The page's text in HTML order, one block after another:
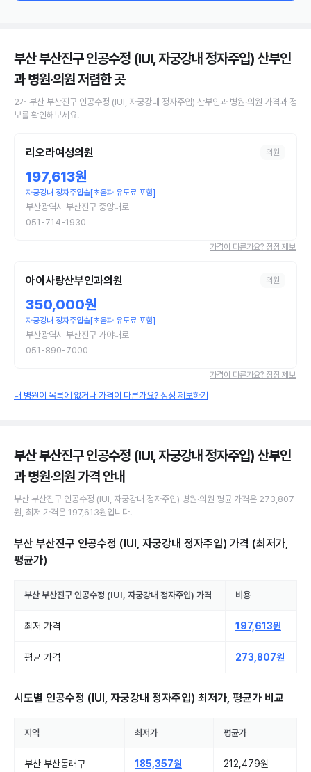
부산 부산진구 인공수정 (IUI, 자궁강내 정자주입) 산부인
과 병원·의원저렴한 곳
2개 부산 부산진구 인공수정 (IUI, 자궁강내 정자주입) 산부인과 병원·의원 가격과 정
보를 확인해보세요.
리오라여성의원 의원
197,613원
자궁강내 정자주입술[초음파 유도료 포함]
부산광역시 부산진구 중앙대로
051-714-1930
가격이 다른가요? 정정 제보
아이사랑산부인과의원 의원
350,000원
자궁강내 정자주입술[초음파 유도료 포함]
부산광역시 부산진구 가야대로
051-890-7000
가격이 다른가요? 정정 제보
내 병원이 목록에 없거나 가격이 다른가요? 정정 제보하기
부산 부산진구 인공수정 (IUI, 자궁강내 정자주입) 산부인
과 병원·의원가격 안내
부산 부산진구 인공수정 (IUI, 자궁강내 정자주입) 병원·의원 평균 가격은 273,807
원 , 최저 가격은 197,613원입니다.
부산 부산진구 인공수정 (IUI, 자궁강내 정자주입) 가격 (최저가,
평균가)
부산 부산진구 인공수정 (IUI, 자궁강내 정자주입) 가격 비용
최저 가격 197,613원
평균 가격 273,807원
시도별 인공수정 (IUI, 자궁강내 정자주입) 최저가, 평균가 비교
지역 최저가 평균가
부산 부산동래구 185,357원 212,479원